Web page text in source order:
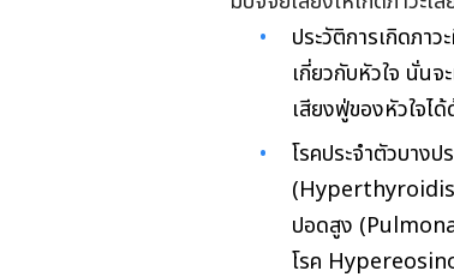
ประวัติการเกิดภา
เกี่ยวกับหัวใจ นั่น
เสียงฟู่ของหัวใจไ
โรคประจำตัวบางป
ปอดสูง
โรค